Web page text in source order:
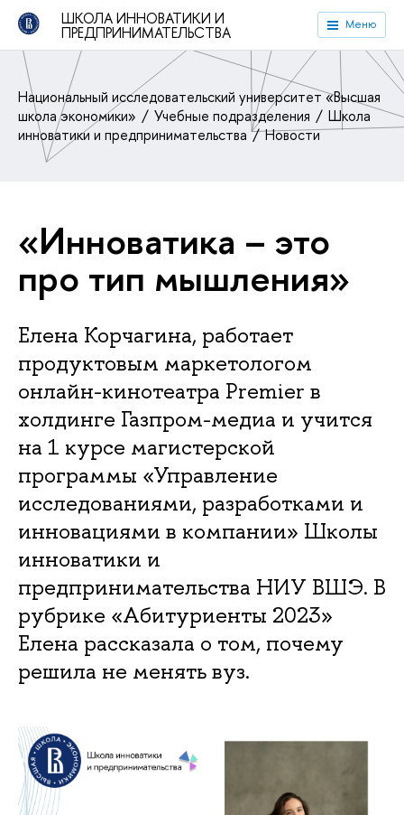
ШКОЛА ИННОВАТИКИ И
ПРЕДПРИНИМАТЕЛЬСТВА Меню
Национальный исследовательский университет «Высшая
школа экономики»
Учебные подразделения
Школа
инноватики и предпринимательства
Новости
«Инноватика – это
про тип мышления»
Елена Корчагина, работает
продуктовым маркетологом
онлайн-кинотеатра Premier в
холдинге Газпром-медиа и учится
на 1 курсе магистерской
программы «Управление
исследованиями, разработками и
инновациями в компании» Школы
инноватики и
предпринимательства НИУ ВШЭ. В
рубрике «Абитуриенты 2023»
Елена рассказала о том, почему
решила не менять вуз.